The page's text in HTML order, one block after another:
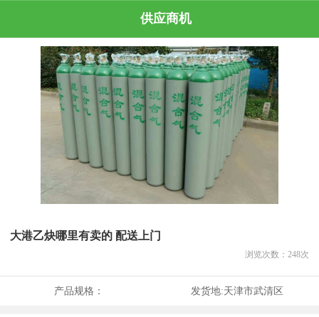
供应商机
大港乙炔哪里有卖的 配送上门
浏览次数： 248次
产品规格： 发货地:天津市武清区